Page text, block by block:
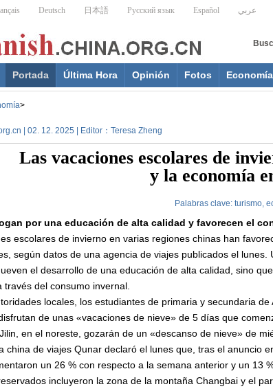
Portada Última Hora Opinión Fotos Economía
>
| 02. 12. 2025 | Editor：Teresa Zheng
Las vacaciones escolares de
y la economía
Palabras clave: turismo,
por una educación de alta calidad y favorecen el
escolares de invierno en varias regiones chinas han
según datos de una agencia de viajes publicados el
el desarrollo de una educación de alta calidad, sino
través del consumo invernal.
locales, los estudiantes de primaria y secundaria
de unas «vacaciones de nieve» de 5 días que
en el noreste, gozarán de un «descanso de nieve» de
china de viajes Qunar declaró el lunes que, tras el anuncio
un 26 % con respecto a la semana anterior y un 13
incluyeron la zona de la montaña Changbai y el